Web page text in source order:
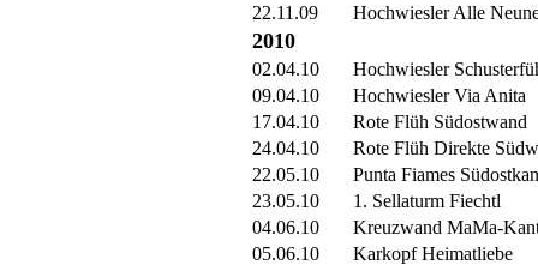
22.11.09
Hochwiesler Alle
2010
02.04.10
Hochwiesler
09.04.10
Hochwiesler Via Anita
17.04.10
Rote Flüh Südostwand
24.04.10
Rote Flüh Direkte
22.05.10
Punta Fiames
23.05.10
1. Sellaturm Fiechtl
04.06.10
Kreuzwand MaMa-
05.06.10
Karkopf Heimatliebe